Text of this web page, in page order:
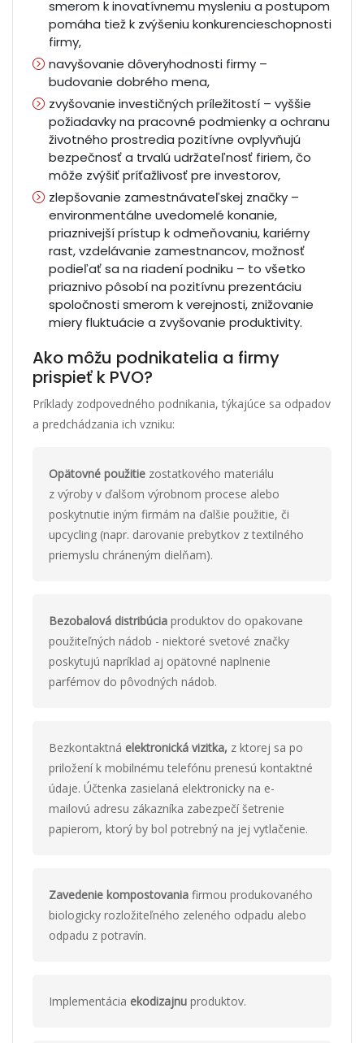
smerom k inovatívnemu mysleniu a postupom
pomáha tiež k zvýšeniu konkurencieschopnosti
firmy,
navyšovanie dôveryhodnosti firmy –
budovanie dobrého mena,
zvyšovanie investičných príležitostí – vyššie
požiadavky na pracovné podmienky a ochranu
životného prostredia pozitívne ovplyvňujú
bezpečnosť a trvalú udržateľnosť firiem, čo
môže zvýšiť príťažlivosť pre investorov,
zlepšovanie zamestnávateľskej značky –
environmentálne uvedomelé konanie,
priaznivejší prístup k odmeňovaniu, kariérny
rast, vzdelávanie zamestnancov, možnosť
podieľať sa na riadení podniku – to všetko
priaznivo pôsobí na pozitívnu prezentáciu
spoločnosti smerom k verejnosti, znižovanie
miery fluktuácie a zvyšovanie produktivity.
Ako môžu podnikatelia a firmy
prispieť k PVO?
Príklady zodpovedného podnikania, týkajúce sa odpadov
a predchádzania ich vzniku:
Opätovné použitie zostatkového materiálu
z výroby v ďalšom výrobnom procese alebo
poskytnutie iným firmám na ďalšie použitie, či
upcycling (napr. darovanie prebytkov z textilného
priemyslu chráneným dielňam).
Bezobalová distribúcia produktov do opakovane
použiteľných nádob - niektoré svetové značky
poskytujú napríklad aj opätovné naplnenie
parfémov do pôvodných nádob.
Bezkontaktná elektronická vizitka, z ktorej sa po
priložení k mobilnému telefónu prenesú kontaktné
údaje. Účtenka zasielaná elektronicky na e-
mailovú adresu zákazníka zabezpečí šetrenie
papierom, ktorý by bol potrebný na jej vytlačenie.
Zavedenie kompostovania firmou produkovaného
biologicky rozložiteľného zeleného odpadu alebo
odpadu z potravín.
Implementácia ekodizajnu produktov.